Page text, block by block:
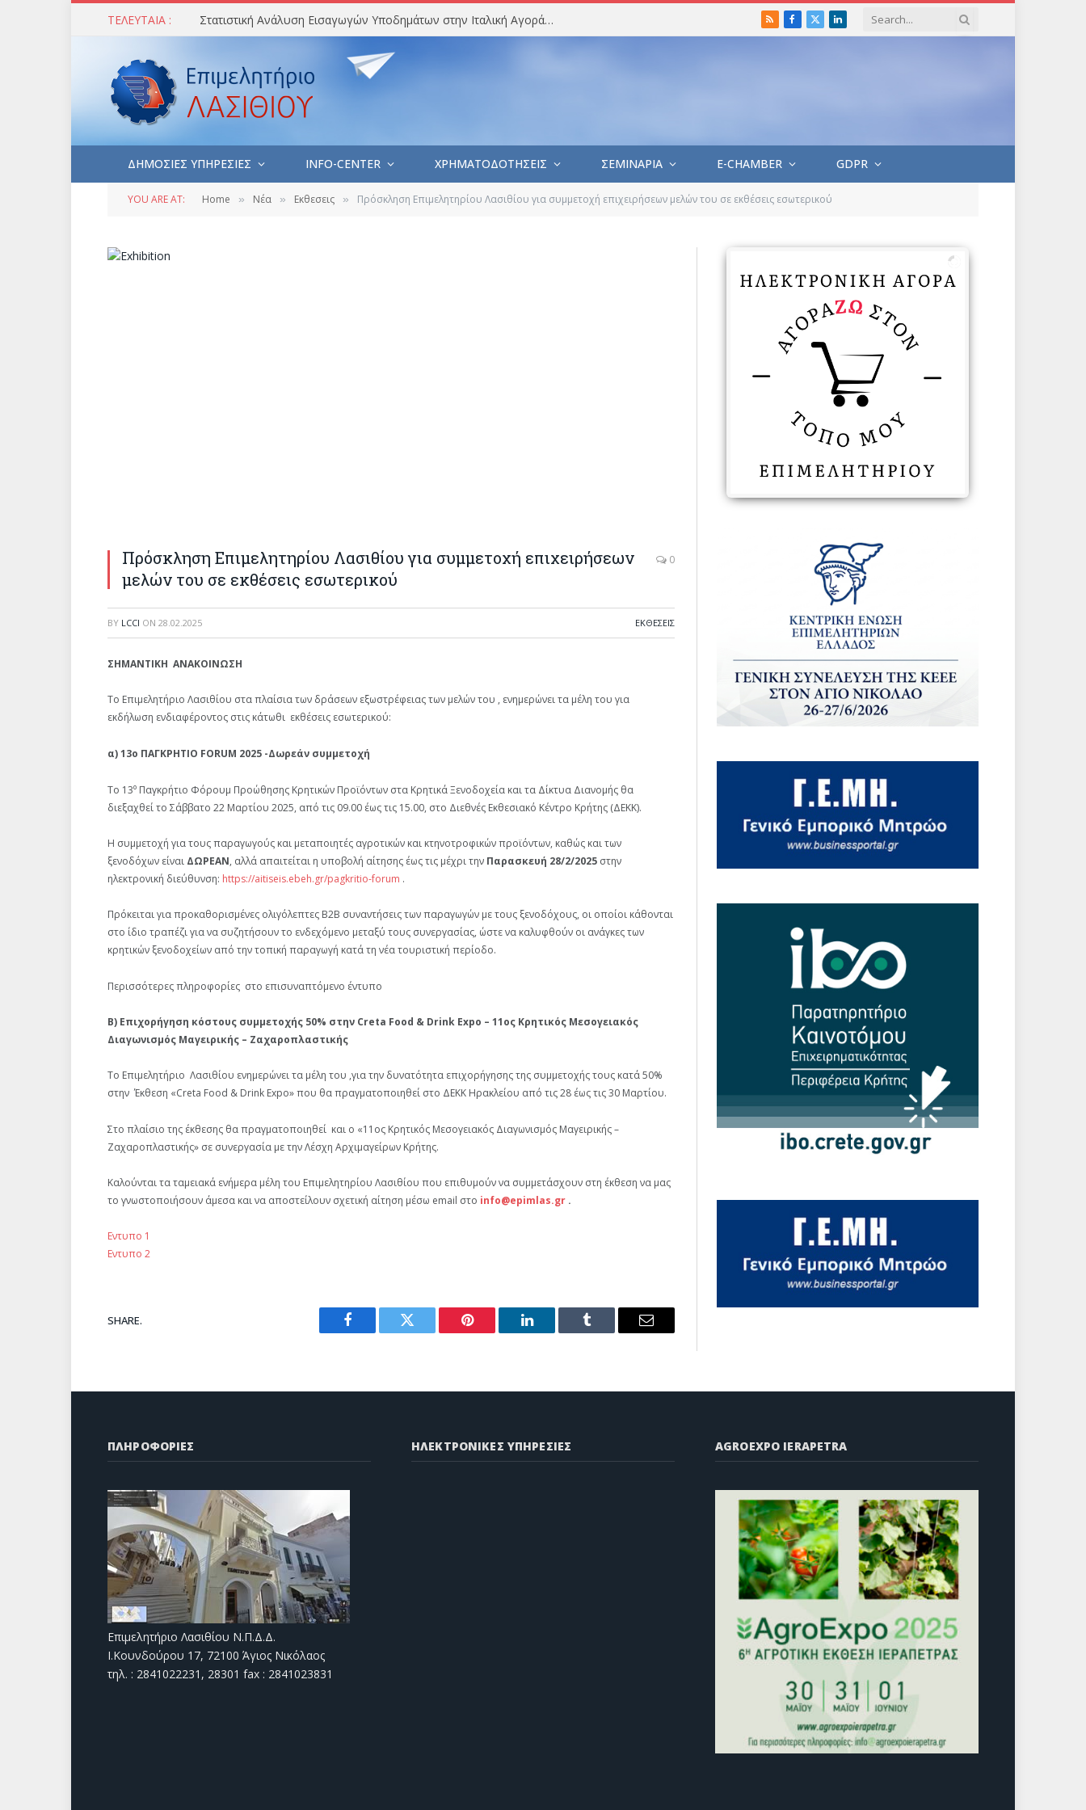
ΤΕΛΕΥΤΑΙΑ : Στατιστική Ανάλυση Εισαγωγών Υποδημάτων στην Ιταλική Αγορά (Ιούλιος 2026) RSSFacebook
X
LinkedIn
ΔΗΜΟΣΙΕΣ ΥΠΗΡΕΣΙΕΣ INFO-CENTER ΧΡΗΜΑΤΟΔΟΤΗΣΕΙΣ ΣΕΜΙΝΑΡΙΑ E-CHAMBER GDPR
YOU ARE AT: Home » Νέα » Εκθεσεις » Πρόσκληση Επιμελητηρίου Λασιθίου για συμμετοχή επιχειρήσεων μελών του σε εκθέσεις εσωτερικού
Πρόσκληση Επιμελητηρίου Λασιθίου για συμμετοχή επιχειρήσεων
μελών του σε εκθέσεις εσωτερικού
0
BY LCCI ON 28.02.2025 ΕΚΘΕΣΕΙΣ
ΣΗΜΑΝΤΙΚΗ ΑΝΑΚΟΙΝΩΣΗ
Το Επιμελητήριο Λασιθίου στα πλαίσια των δράσεων εξωστρέφειας των μελών του , ενημερώνει τα μέλη του για
εκδήλωση ενδιαφέροντος στις κάτωθι εκθέσεις εσωτερικού:
α) 13o ΠΑΓΚΡΗΤΙΟ FORUM 2025 -Δωρεάν συμμετοχή
Το 13ο Παγκρήτιο Φόρουμ Προώθησης Κρητικών Προϊόντων στα Κρητικά Ξενοδοχεία και τα Δίκτυα Διανομής θα
διεξαχθεί το Σάββατο 22 Μαρτίου 2025, από τις 09.00 έως τις 15.00, στο Διεθνές Εκθεσιακό Κέντρο Κρήτης (ΔΕΚΚ).
Η συμμετοχή για τους παραγωγούς και μεταποιητές αγροτικών και κτηνοτροφικών προϊόντων, καθώς και των
ξενοδόχων είναι ΔΩΡΕΑΝ, αλλά απαιτείται η υποβολή αίτησης έως τις μέχρι την Παρασκευή 28/2/2025 στην
ηλεκτρονική διεύθυνση: https://aitiseis.ebeh.gr/pagkritio-forum .
Πρόκειται για προκαθορισμένες ολιγόλεπτες Β2Β συναντήσεις των παραγωγών με τους ξενοδόχους, οι οποίοι κάθονται
στο ίδιο τραπέζι για να συζητήσουν το ενδεχόμενο μεταξύ τους συνεργασίας, ώστε να καλυφθούν οι ανάγκες των
κρητικών ξενοδοχείων από την τοπική παραγωγή κατά τη νέα τουριστική περίοδο.
Περισσότερες πληροφορίες στο επισυναπτόμενο έντυπο
Β) Επιχορήγηση κόστους συμμετοχής 50% στην Creta Food & Drink Expo – 11ος Κρητικός Μεσογειακός
Διαγωνισμός Μαγειρικής – Ζαχαροπλαστικής
Το Επιμελητήριο Λασιθίου ενημερώνει τα μέλη του ,για την δυνατότητα επιχορήγησης της συμμετοχής τους κατά 50%
στην Έκθεση «Creta Food & Drink Expo» που θα πραγματοποιηθεί στο ΔΕΚΚ Ηρακλείου από τις 28 έως τις 30 Μαρτίου.
Στο πλαίσιο της έκθεσης θα πραγματοποιηθεί και ο «11ος Κρητικός Μεσογειακός Διαγωνισμός Μαγειρικής –
Ζαχαροπλαστικής» σε συνεργασία με την Λέσχη Αρχιμαγείρων Κρήτης.
Καλούνται τα ταμειακά ενήμερα μέλη του Επιμελητηρίου Λασιθίου που επιθυμούν να συμμετάσχουν στη έκθεση να μας
το γνωστοποιήσουν άμεσα και να αποστείλουν σχετική αίτηση μέσω email στο info@epimlas.gr .
Εντυπο 1
Εντυπο 2
SHARE.
Facebook Twitter Pinterest LinkedIn Tumblr Email
ΠΛΗΡΟΦΟΡΙΕΣ
Επιμελητήριο Λασιθίου Ν.Π.Δ.Δ.
Ι.Κουνδούρου 17, 72100 Άγιος Νικόλαος
τηλ. : 2841022231, 28301 fax : 2841023831
ΗΛΕΚΤΡΟΝΙΚΕΣ ΥΠΗΡΕΣΙΕΣ AGROEXPO IERAPETRA